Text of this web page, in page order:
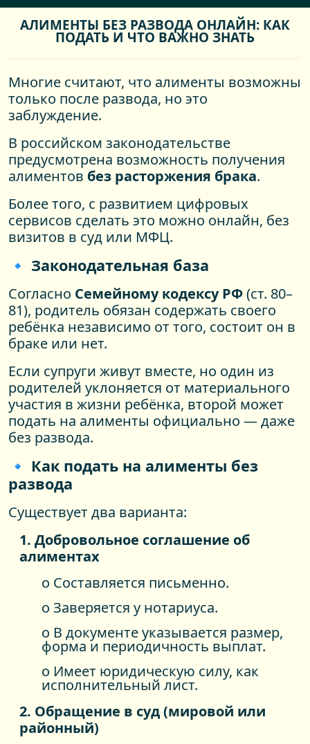
АЛИМЕНТЫ БЕЗ РАЗВОДА ОНЛАЙН: КАК
ПОДАТЬ И ЧТО ВАЖНО ЗНАТЬ
Многие считают, что алименты возможны
только после развода, но это
заблуждение.
В российском законодательстве
предусмотрена возможность получения
алиментов без расторжения брака.
Более того, с развитием цифровых
сервисов сделать это можно онлайн, без
визитов в суд или МФЦ.
🔹 Законодательная база
Согласно Семейному кодексу РФ(ст. 80–
81), родитель обязан содержать своего
ребёнка независимо от того, состоит он в
браке или нет.
Если супруги живут вместе, но один из
родителей уклоняется от материального
участия в жизни ребёнка, второй может
подать на алименты официально — даже
без развода.
🔹 Как подать на алименты без
развода
Существует два варианта:
1. Добровольное соглашение об
алиментах
o Составляется письменно.
o Заверяется у нотариуса.
o В документе указывается размер,
форма и периодичность выплат.
o Имеет юридическую силу, как
исполнительный лист.
2. Обращение в суд (мировой или
районный)